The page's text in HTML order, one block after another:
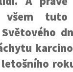
všem tuto